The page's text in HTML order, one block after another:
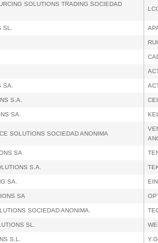
SOLUTIONS TRADING SOCIEDAD
SA.
S.A.
SA.
SOLUTIONS SOCIEDAD ANONIMA
SA
S.A.
SA.
SA
SOCIEDAD ANONIMA.
SL.
S.L.